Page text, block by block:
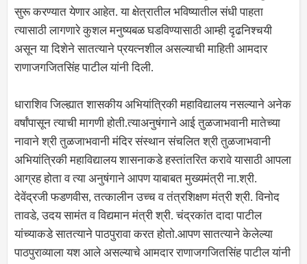
सुरू करण्यात येणार आहेत. या क्षेत्रातील भविष्यातील संधी पाहता
त्यासाठी लागणारे कुशल मनुष्यबळ घडविण्यासाठी आम्ही दृढनिश्चयी
असून या दिशेने सातत्याने प्रयत्नशील असल्याची माहिती आमदार
राणाजगजितसिंह पाटील यांनी दिली.
धाराशिव जिल्ह्यात शासकीय अभियांत्रिकी महाविद्यालय नसल्याने अनेक
वर्षांपासून त्याची मागणी होती.त्याअनुषंगाने आई तुळजाभवानी मातेच्या
नावाने श्री तुळजाभवानी मंदिर संस्थान संचलित श्री तुळजाभवानी
अभियांत्रिकी महाविद्यालय शासनाकडे हस्तांतरित करावे यासाठी आपला
आग्रह होता व त्या अनुषंगाने आपण याबाबत मुख्यमंत्री ना.श्री.
देवेंद्रजी फडणवीस, तत्कालीन उच्च व तंत्रशिक्षण मंत्री श्री. विनोद
तावडे, उदय सामंत व विद्यमान मंत्री श्री. चंद्रकांत दादा पाटील
यांच्याकडे सातत्याने पाठपुरावा करत होतो.आपण सातत्याने केलेल्या
पाठपुराव्याला यश आले असल्याचे आमदार राणाजगजितसिंह पाटील यांनी